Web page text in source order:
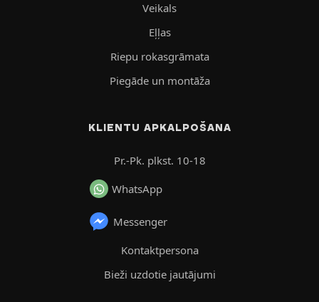
Veikals
Eļļas
Riepu rokasgrāmata
Piegāde un montāža
KLIENTU APKALPOŠANA
Pr.-Pk. plkst. 10-18
WhatsApp
Messenger
Kontaktpersona
Bieži uzdotie jautājumi